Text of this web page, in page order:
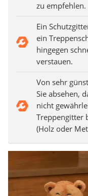
zu empfehlen.
Ein
ein
hingegen
verstauen.
Von sehr
Sie absehen,
nicht
Treppengitter
(Holz oder